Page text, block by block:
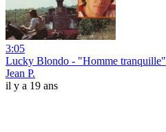
3:05
Lucky Blondo - "Homme tranquille"
Jean P.
il y a 19 ans